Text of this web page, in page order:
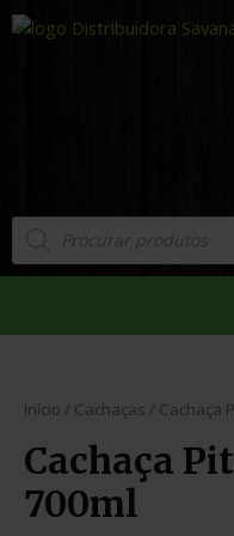
Início / Cachaças / Cachaça
Cachaça
700ml